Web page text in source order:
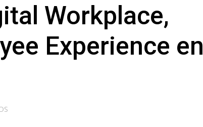
Workplace,
Experience en